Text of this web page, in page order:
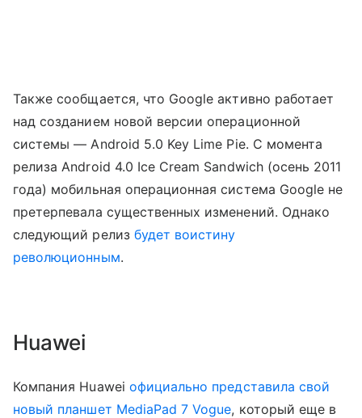
Также сообщается, что Google активно работает
над созданием новой версии операционной
системы — Android 5.0 Key Lime Pie. C момента
релиза Android 4.0 Ice Cream Sandwich (осень 2011
года) мобильная операционная система Google не
претерпевала существенных изменений. Однако
следующий релиз будет воистину
революционным.
Huawei
Компания Huawei официально представила свой
новый планшет MediaPad 7 Vogue, который еще в